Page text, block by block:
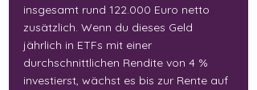
insgesamt rund 122.000 Euro netto
zusätzlich. Wenn du dieses Geld
jährlich in ETFs mit einer
durchschnittlichen Rendite von 4 %
investierst, wächst es bis zur Rente auf